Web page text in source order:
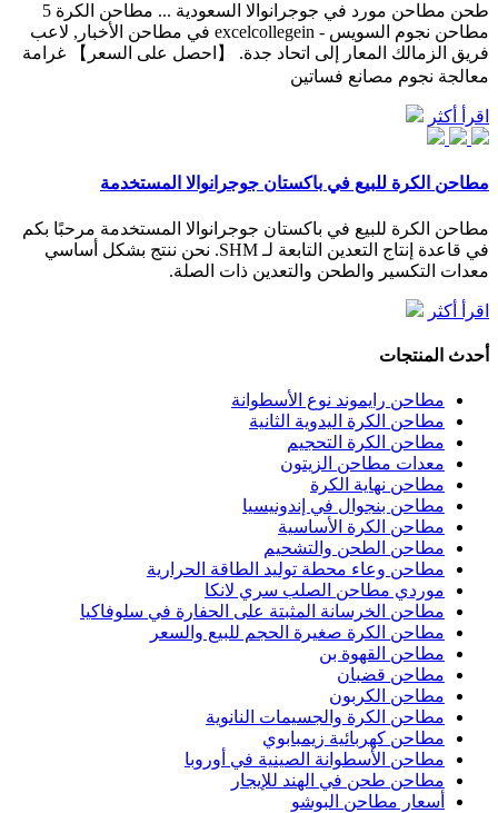
طحن مطاحن مورد في جوجرانوالا السعودية ... مطاحن الكرة 5
مطاحن نجوم السويس - excelcollegein في مطاحن الأخبار, لاعب
فريق الزمالك المعار إلى اتحاد جدة. 【احصل على السعر】 غرامة
معالجة نجوم مصانع فساتين
اقرأ أكثر
مطاحن الكرة للبيع في باكستان جوجرانوالا المستخدمة
مطاحن الكرة للبيع في باكستان جوجرانوالا المستخدمة مرحبًا بكم
في قاعدة إنتاج التعدين التابعة لـ SHM. نحن ننتج بشكل أساسي
معدات التكسير والطحن والتعدين ذات الصلة.
اقرأ أكثر
أحدث المنتجات
مطاحن رايموند نوع الأسطوانة
مطاحن الكرة اليدوية الثانية
مطاحن الكرة التحجيم
معدات مطاحن الزيتون
مطاحن نهاية الكرة
مطاحن بنجوال في إندونيسيا
مطاحن الكرة الأساسية
مطاحن الطحن والتشحيم
مطاحن وعاء محطة توليد الطاقة الحرارية
موردي مطاحن الصلب سري لانكا
مطاحن الخرسانة المثبتة على الحفارة في سلوفاكيا
مطاحن الكرة صغيرة الحجم للبيع والسعر
مطاحن القهوة بن
مطاحن قضبان
مطاحن الكربون
مطاحن الكرة والجسيمات النانوية
مطاحن كهربائية زيمبابوي
مطاحن الأسطوانة الصينية في أوروبا
مطاحن طحن في الهند للإيجار
أسعار مطاحن البوشو